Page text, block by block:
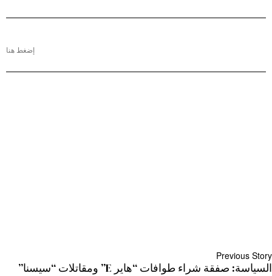
إضغط هنا
Previous Story
السياسة: صفقة شراء طوافات “هاير E” ومقاتلات “سيسنا”